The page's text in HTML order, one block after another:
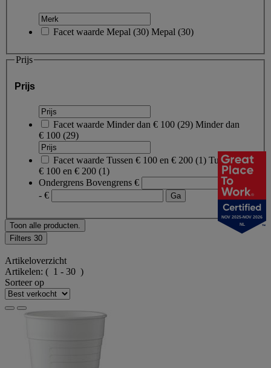
Facet waarde Mepal (30) Mepal (30)
Prijs
Prijs
Facet waarde Minder dan € 100 (29) Minder dan
€ 100 (29)
Facet waarde Tussen € 100 en € 200 (1) Tussen
€ 100 en € 200 (1)
Ondergrens Bovengrens €
- €
Toon alle producten.
Filters 30
Artikeloverzicht
Artikelen: ( 1 - 30 )
Sorteer op
NOV 2025-NOV 2026
NL